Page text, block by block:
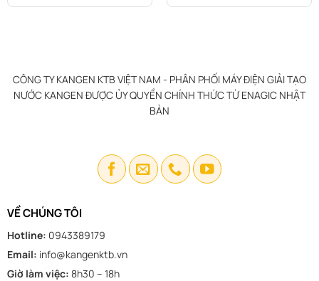
CÔNG TY KANGEN KTB VIỆT NAM - PHÂN PHỐI MÁY ĐIỆN GIẢI TẠO
NƯỚC KANGEN ĐƯỢC ỦY QUYỀN CHÍNH THỨC TỪ ENAGIC NHẬT
BẢN
VỀ CHÚNG TÔI
Hotline: 0943389179
Email: info@kangenktb.vn
Giờ làm việc: 8h30 – 18h